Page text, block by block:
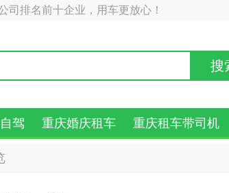
司排名前十企业，用车更放心！
搜
驾 重庆婚庆租车 重庆租车带司机